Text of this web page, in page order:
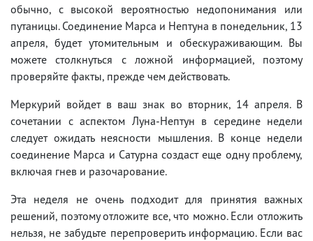
обычно, с высокой вероятностью недопонимания или
путаницы. Соединение Марса и Нептуна в понедельник, 13
апреля, будет утомительным и обескураживающим. Вы
можете столкнуться с ложной информацией, поэтому
проверяйте факты, прежде чем действовать.
Меркурий войдет в ваш знак во вторник, 14 апреля. В
сочетании с аспектом Луна-Нептун в середине недели
следует ожидать неясности мышления. В конце недели
соединение Марса и Сатурна создаст еще одну проблему,
включая гнев и разочарование.
Эта неделя не очень подходит для принятия важных
решений, поэтому отложите все, что можно. Если отложить
нельзя, не забудьте перепроверить информацию. Если вас